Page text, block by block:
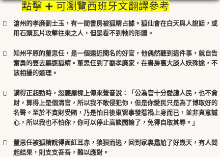
點擊 ➕ 可瀏覽西班牙文翻譯參考
滄州的孝廉劉士玉，有一間書房被狐精占據。狐仙會在白天與人說話，或
用石頭瓦片攻擊往來之人，但是看不到牠的形體。
知州平原的董思任，是一個遠近聞名的好官，他偶然聽到這件事，就自告
奮勇的要去驅逐狐精。董思任到了劉孝廉家，在書房裏大談人妖殊途，不
該相擾的道理。
xiaolian
講得正起勁時，忽聽屋樑上傳來聲音說：「公為官十分愛護人民，也不貪
財，算得上是個清官，所以我不敢侵犯你，但是你愛民只是為了博取好的
名聲。至於不貪財受賄，乃是怕日後東窗事發惹禍上身而已，並非真意誠
心，所以我也不怕你，你可以停止高談闊論了，免得自取其辱。」
董思任被狐精說得面紅耳赤，狼狽而逃，回到家裏尷尬了好幾天，有人問
起結果，則支支吾吾，難以應對。